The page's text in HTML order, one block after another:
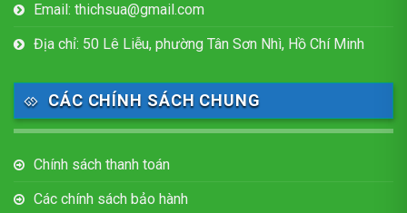
Email: thichsua@gmail.com
Địa chỉ: 50 Lê Liễu, phường Tân Sơn Nhì, Hồ Chí Minh
CÁC CHÍNH SÁCH CHUNG
Chính sách thanh toán
Các chính sách bảo hành